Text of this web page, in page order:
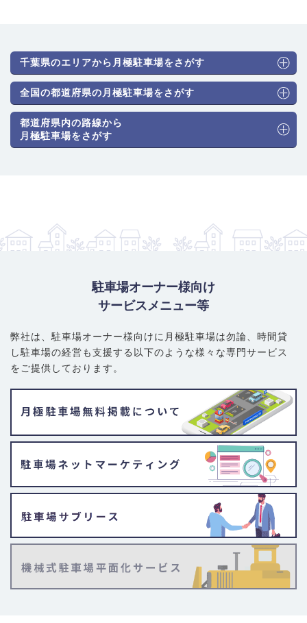
千葉県のエリアから月極駐車場をさがす
全国の都道府県の月極駐車場をさがす
都道府県内の路線から
月極駐車場をさがす
駐車場オーナー様向け
サービスメニュー等
弊社は、駐車場オーナー様向けに月極駐車場は勿論、 時間貸
し駐車場の経営も支援する以下のような様々な専門サービス
をご提供しております。